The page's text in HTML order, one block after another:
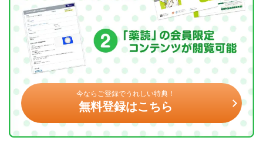
今ならご登録でうれしい特典！
無料登録はこちら